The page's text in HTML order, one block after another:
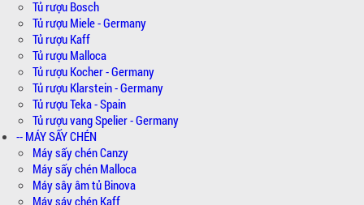
Tủ rượu Bosch
Tủ rượu Miele - Germany
Tủ rượu Kaff
Tủ rượu Malloca
Tủ rượu Kocher - Germany
Tủ rượu Klarstein - Germany
Tủ rượu Teka - Spain
Tủ rượu vang Spelier - Germany
-- MÁY SẤY CHÉN
Máy sấy chén Canzy
Máy sấy chén Malloca
Máy sây âm tủ Binova
Máy sáy chén Kaff